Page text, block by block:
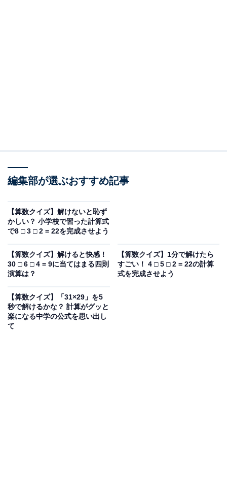
のポイント。計算結果の「7」を導き出すには、まず数
次ページ
編集部が選ぶおすすめ記事
【算数クイズ】解けないと恥ず
かしい？ 小学校で習った計算式
で8 □ 3 □ 2 = 22を完成させよう
【算数クイズ】解けると快感！
30 □ 6 □ 4 = 9に当てはまる四則
演算は？
【算数クイズ】1分で解けたら
すごい！ 4 □ 5 □ 2 = 22の計算
式を完成させよう
【算数クイズ】「31×29」を5
秒で解けるかな？ 計算がグッと
楽になる中学の公式を思い出し
て